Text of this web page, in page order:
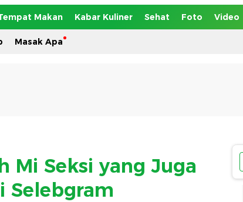
Makan Kabar Kuliner Sehat Foto Video
Masak Apa
Mi Seksi yang Juga
Selebgram